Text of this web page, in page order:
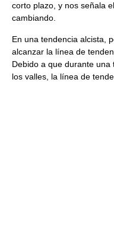
corto plazo, y nos señala
cambiando.
En una tendencia alcista,
alcanzar la línea de
Debido a que durante
los valles, la línea de